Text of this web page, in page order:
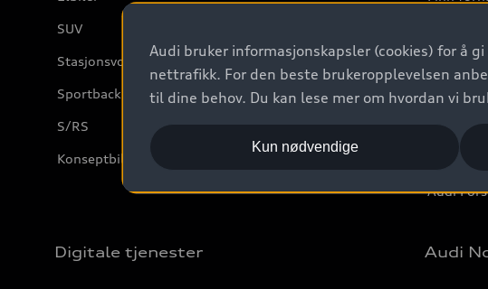
SUV
Stasjonsvogn
Sportback
S/RS
Konseptbiler og prototyper
Kontakt
Prislister
Leasing
Audi
Digitale tjenester Audi
Audi bruker informasjonskapsler (cookies) for å
nettrafikk. For den beste brukeropplevelsen
til dine behov. Du kan lese mer om hvordan vi
Kun nødvendige